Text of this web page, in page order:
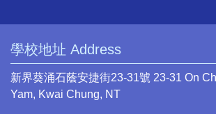
學校地址 Address
新界葵涌石蔭安捷街23-31號 23-31 On
Yam, Kwai Chung, NT